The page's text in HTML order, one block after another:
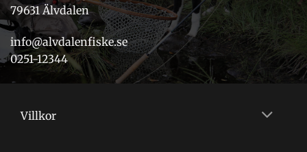
79631 Älvdalen
info@alvdalenfiske.se
0251-12344
Villkor